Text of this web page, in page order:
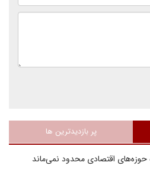
پر بازدیدترین ها
اقتصادی محدود نمی‌ماند